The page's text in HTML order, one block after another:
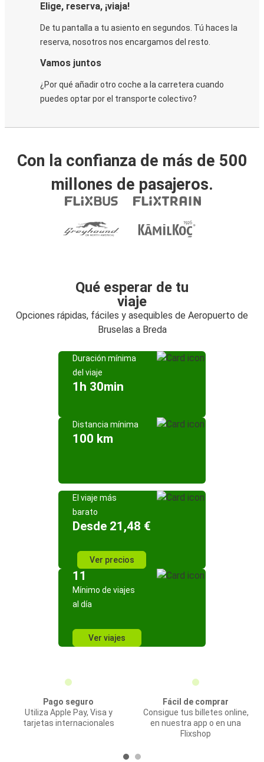
Elige, reserva, ¡viaja!
De tu pantalla a tu asiento en segundos. Tú haces la
reserva, nosotros nos encargamos del resto.
Vamos juntos
¿Por qué añadir otro coche a la carretera cuando
puedes optar por el transporte colectivo?
Con la confianza de más de 500
millones de pasajeros.
Qué esperar de tu
viaje
Opciones rápidas, fáciles y asequibles de Aeropuerto de
Bruselas a Breda
Duración mínima
del viaje
1h 30min
Distancia mínima
100 km
El viaje más
barato
Desde 21,48 €
Ver precios
11
Mínimo de viajes
al día
Ver viajes
Pago seguro
Utiliza Apple Pay, Visa y
tarjetas internacionales
Fácil de comprar
Consigue tus billetes online,
en nuestra app o en una
Flixshop